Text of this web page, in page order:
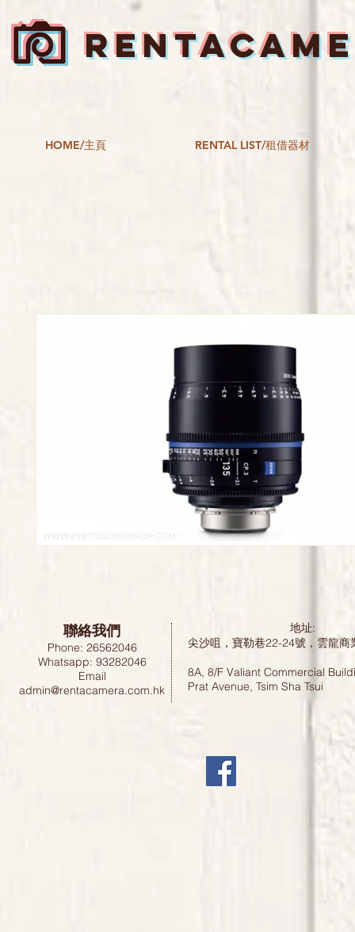
HOME/主頁 RENTAL LIST/租借器材
聯絡我們
Phone: 26562046
Whatsapp: 93282046
Email
admin@rentacamera.com.hk
地址:
尖沙咀，寶勒巷22-24號，雲龍
8A, 8/F Valiant Commercial
Prat Avenue, Tsim Sha Tsui